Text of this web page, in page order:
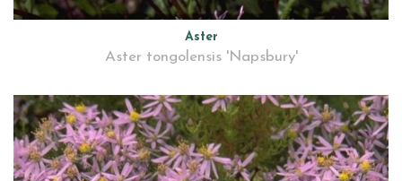
Aster
Aster tongolensis 'Napsbury'